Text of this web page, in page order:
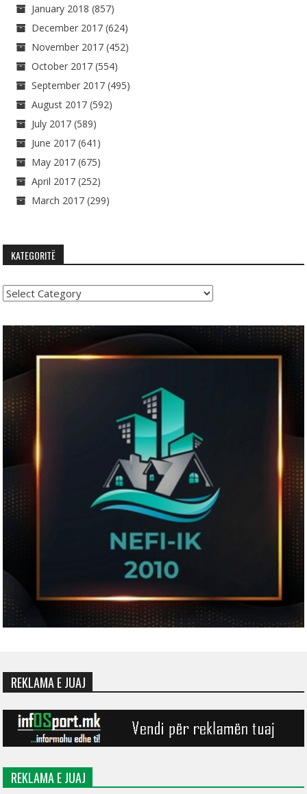
January 2018 (857)
December 2017 (624)
November 2017 (452)
October 2017 (554)
September 2017 (495)
August 2017 (592)
July 2017 (589)
June 2017 (641)
May 2017 (675)
April 2017 (252)
March 2017 (299)
KATEGORITË
Kategoritë
REKLAMA E JUAJ
REKLAMA E JUAJ